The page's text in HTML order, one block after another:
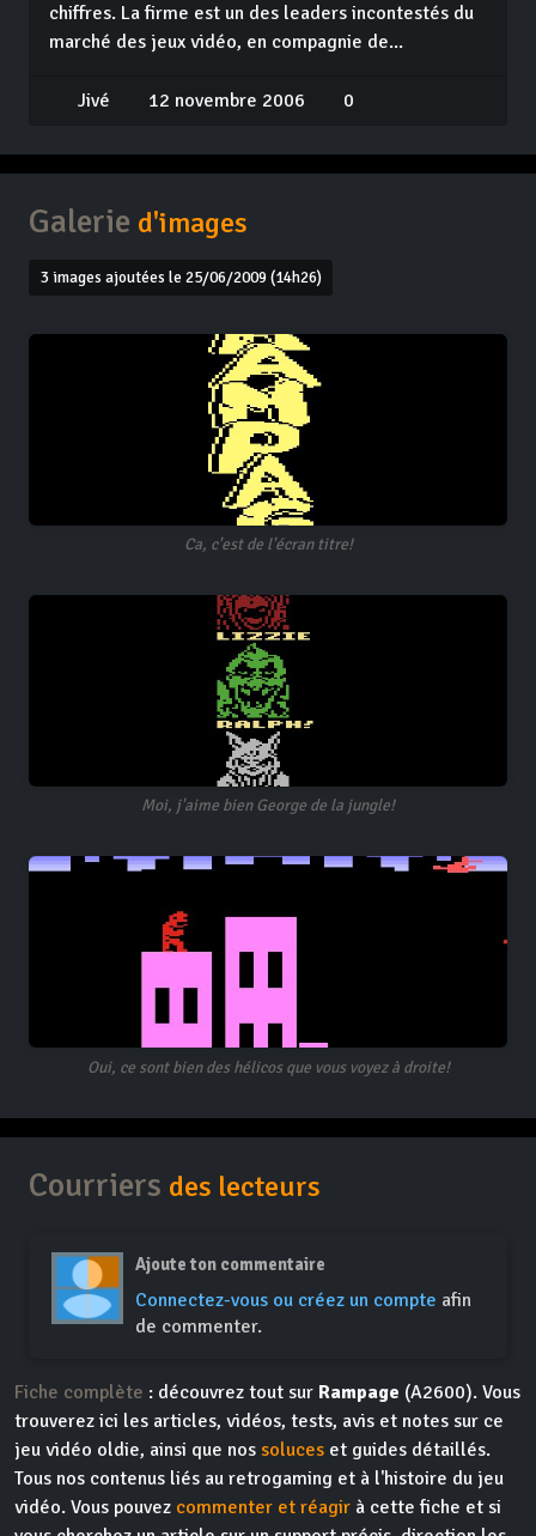
chiffres. La firme est un des leaders incontestés du
marché des jeux vidéo, en compagnie de...
Jivé 12 novembre 2006 0
Galerie d'images
3 images ajoutées le 25/06/2009 (14h26)
Ca, c'est de l'écran titre!
Moi, j'aime bien George de la jungle!
Oui, ce sont bien des hélicos que vous voyez à droite!
Courriers des lecteurs
Ajoute ton commentaire
Connectez-vous ou créez un compte afin
de commenter.
Fiche complète : découvrez tout sur Rampage (A2600). Vous
trouverez ici les articles, vidéos, tests, avis et notes sur ce
jeu vidéo oldie, ainsi que nos soluces et guides détaillés.
Tous nos contenus liés au retrogaming et à l'histoire du jeu
vidéo. Vous pouvez commenter et réagir à cette fiche et si